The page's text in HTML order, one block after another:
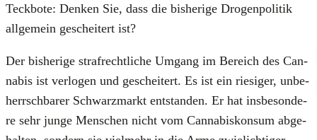
Teck­bo­te: Den­ken Sie, dass die bis­he­ri­ge Dro­gen­po­li­tik
all­ge­mein geschei­tert ist?
Der bis­he­ri­ge straf­recht­li­che Umgang im Bereich des Can­
na­bis ist ver­lo­gen und geschei­tert. Es ist ein rie­si­ger, unbe­
herrsch­ba­rer Schwarz­markt ent­stan­den. Er hat ins­be­son­de­
re sehr jun­ge Men­schen nicht vom Can­na­bis­kon­sum abge­